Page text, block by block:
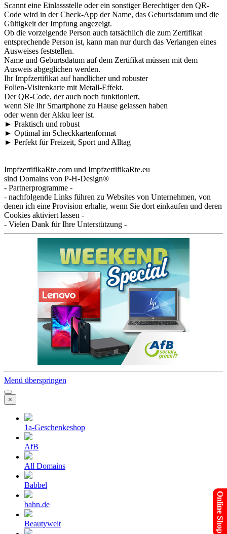
Online Shop
Scannt eine Einlassstelle oder ein sonstiger Berechtiger den QR-
Code wird in der Check-App der Name, das Geburtsdatum und die
Gültigkeit der Impfung angezeigt.
Ob die vorzeigende Person auch tatsächlich die zum Zertifikat
entsprechende Person ist, kann man nur durch das Verlangen eines
Ausweises feststellen.
Name und Geburtsdatum auf dem Zertifikat müssen mit dem
Ausweis abgeglichen werden.
Ihr Impfzertifikat auf handlicher und robuster
Folien-Visitenkarte mit Metall-Effekt.
Der QR-Code, der auch noch funktioniert,
wenn Sie Ihr Smartphone zu Hause gelassen haben
oder wenn der Akku leer ist.
► Praktisch und robust
► Optimal im Scheckkartenformat
► Perfekt für Freizeit, Sport und Alltag
ImpfzertifikaRte.com und ImpfzertifikaRte.eu
sind Domains von P-H-Design®
- Partnerprogramme -
- nachfolgende Links führen zu Websites von Unternehmen, von
denen ich eine Provision erhalte, wenn Sie dort einkaufen und deren
Cookies aktiviert lassen -
- Vielen Dank für Ihre Unterstützung -
Menü überspringen
×
1a-Geschenkeshop
AfB
All Domains
Babbel
bahn.de
Beautywelt